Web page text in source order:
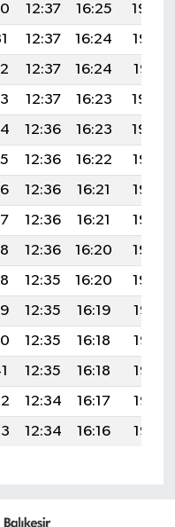
12:37 16:25
19:34
12:37 16:24
19:32
12:37 16:24
19:31
12:37 16:23
19:30
12:36 16:23
19:29
12:36 16:22
19:27
12:36 16:21
19:26
12:36 16:21
19:25
12:36 16:20
19:23
12:35 16:20
19:22
12:35 16:19
19:21
12:35 16:18
19:19
12:35 16:18
19:18
12:34 16:17
19:17
12:34 16:16 19:15